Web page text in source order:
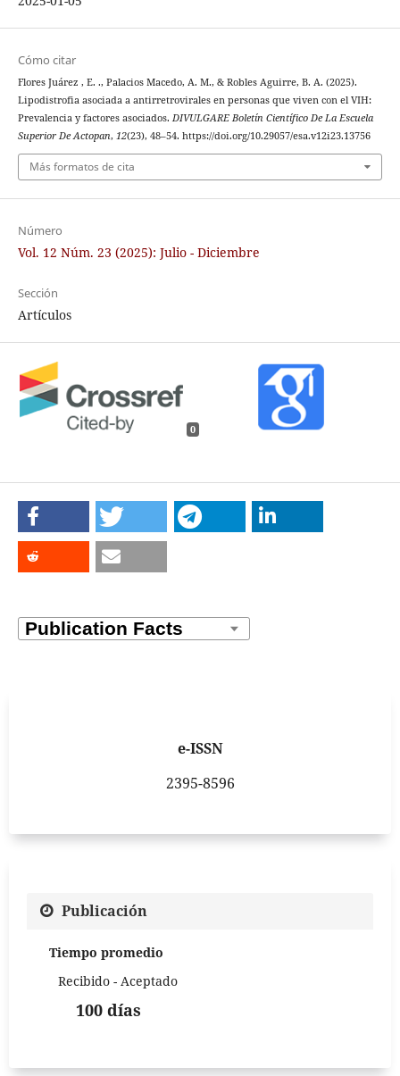
Cómo citar
Flores Juárez , E. ., Palacios Macedo, A. M., & Robles Aguirre, B. A. (2025).
Lipodistrofia asociada a antirretrovirales en personas que viven con el VIH:
Prevalencia y factores asociados. DIVULGARE Boletín Científico De La Escuela
Superior De Actopan, 12(23), 48–54. https://doi.org/10.29057/esa.v12i23.13756
Más formatos de cita
Número
Vol. 12 Núm. 23 (2025): Julio - Diciembre
Sección
Artículos
0
e-ISSN
2395-8596
Publicación
Tiempo promedio
Recibido - Aceptado
100 días